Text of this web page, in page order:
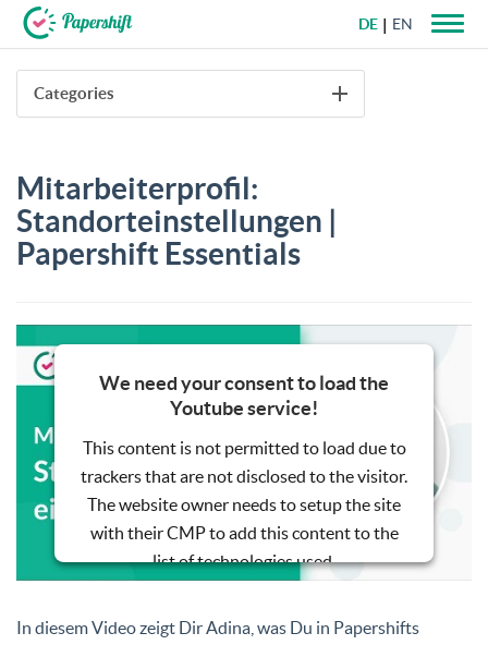
+49 721 50 95 79 69
DE EN
Categories
Mitarbeiterprofil:
Standorteinstellungen |
Papershift Essentials
We need your consent to load the
Youtube service!
This content is not permitted to load due to
trackers that are not disclosed to the visitor.
The website owner needs to setup the site
with their CMP to add this content to the
list of technologies used.
Powered byUsercentrics Consent
In diesem Video zeigt Dir Adina, was Du in Papershifts